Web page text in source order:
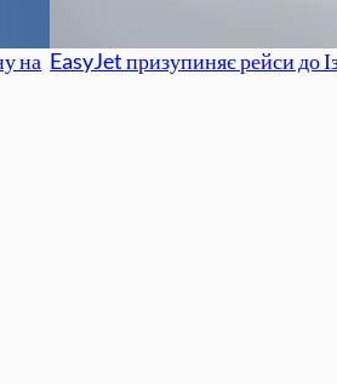
на EasyJet призупиняє рейси до